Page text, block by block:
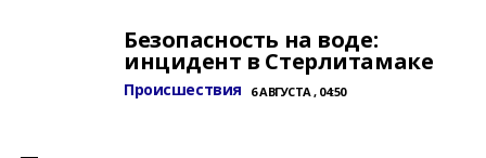
Безопасность на воде:
инцидент в Стерлитамаке
Происшествия 6 АВГУСТА , 04:50